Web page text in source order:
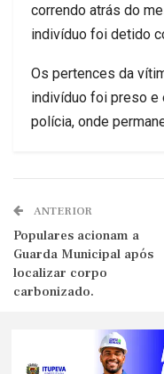
correndo atrás do
indivíduo foi detido
Os pertences da
indivíduo foi preso e
polícia, onde
ANTERIOR
Populares acionam a
Guarda Municipal após
localizar corpo
carbonizado.